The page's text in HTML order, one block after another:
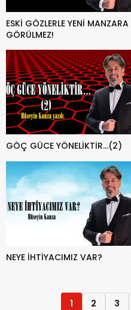
ESKİ GÖZLERLE YENİ MANZARA
GÖRÜLMEZ!
GÖÇ GÜCE YÖNELİKTİR…(2)
NEYE İHTİYACIMIZ VAR?
1 2 3